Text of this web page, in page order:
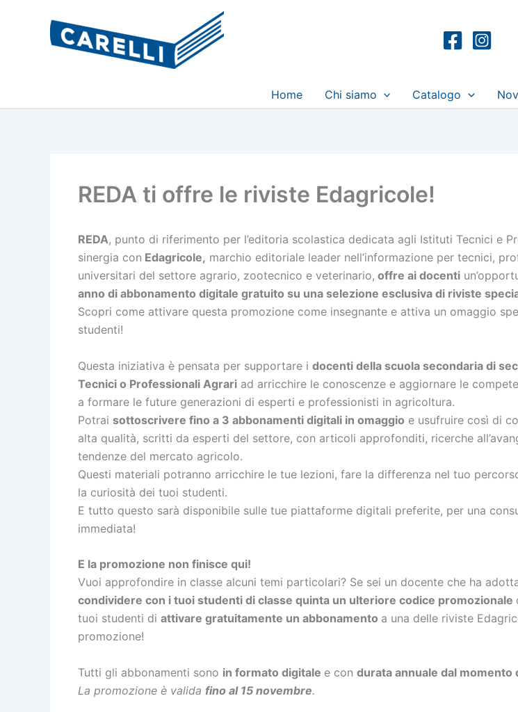
contenuto
Home Chi siamo Catalogo
REDA ti offre le riviste Edagricole!
REDA, punto di riferimento per l’editoria scolastica dedicata agli Istituti Tecnici e
sinergia con Edagricole, marchio editoriale leader nell’informazione per tecnici,
universitari del settore agrario, zootecnico e veterinario, offre ai docenti
anno di abbonamento digitale gratuito su una selezione esclusiva di riviste
Scopri come attivare questa promozione come insegnante e attiva un omaggio
studenti!
Questa iniziativa è pensata per supportare i docenti della scuola secondaria di
Tecnici o Professionali Agrari ad arricchire le conoscenze e aggiornare le
a formare le future generazioni di esperti e professionisti in agricoltura.
Potrai sottoscrivere fino a 3 abbonamenti digitali in omaggio e usufruire così di
alta qualità, scritti da esperti del settore, con articoli approfonditi, ricerche
tendenze del mercato agricolo.
Questi materiali potranno arricchire le tue lezioni, fare la differenza nel tuo
la curiosità dei tuoi studenti.
E tutto questo sarà disponibile sulle tue piattaforme digitali preferite, per una
immediata!
E la promozione non finisce qui!
Vuoi approfondire in classe alcuni temi particolari? Se sei un docente che ha
condividere con i tuoi studenti di classe quinta un ulteriore codice promozionale
tuoi studenti di attivare gratuitamente un abbonamento a una delle riviste
promozione!
Tutti gli abbonamenti sono in formato digitale e con durata annuale dal momento
La promozione è valida fino al 15 novembre.